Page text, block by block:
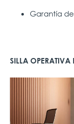
Garantía
SILLA